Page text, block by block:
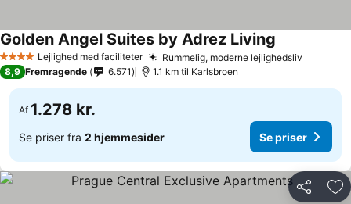
4 StjernerLejlighed med faciliteter Rummelig, moderne lejlighedsliv
Golden Angel Suites by Adrez Living
8,9 Fremragende 6.571 1.1 km til Karlsbroen
Af 1.278 kr.
Se priser fra 2 hjemmesider Se priser
Del